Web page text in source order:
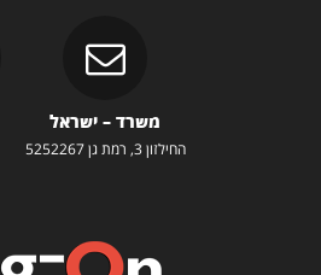
משרד – ישראל
החילזון 3, רמת גן 5252267